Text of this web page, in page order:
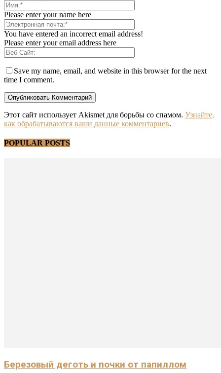
Please enter your name here
You have entered an incorrect email address!
Please enter your email address here
Save my name, email, and website in this browser for the next
time I comment.
Этот сайт использует Akismet для борьбы со спамом. Узнайте,
как обрабатываются ваши данные комментариев.
POPULAR POSTS
Березовый деготь и почки от папиллом